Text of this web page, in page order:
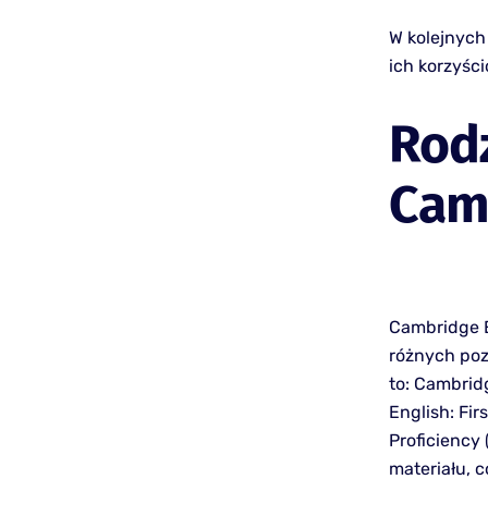
W
ich
Cambridge
różnych
to:
English:
Proficiency
materiału,